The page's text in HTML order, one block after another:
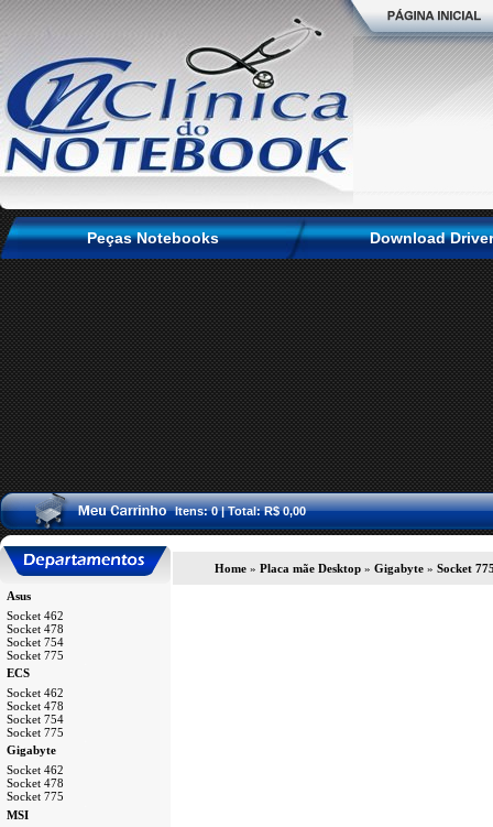
Peças Notebooks Download Driver
Itens: 0 | Total: R$ 0,00
Asus
Socket 462
Socket 478
Socket 754
Socket 775
ECS
Socket 462
Socket 478
Socket 754
Socket 775
Gigabyte
Socket 462
Socket 478
Socket 775
MSI
Home » Placa mãe Desktop » Gigabyte » Socket